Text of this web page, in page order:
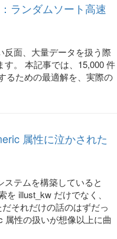
ランダムソート高速
反面、大量データを扱う際
。 本記事では、15,000 件
るための最適解を、実際の
属性に泣かされた
テムを構築していると
illust_kw だけでなく、
それだけの話のはずだっ
属性の扱いが想像以上に曲